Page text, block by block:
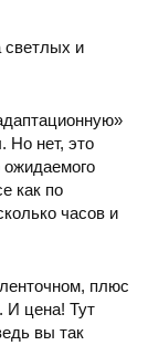
и
Но нет, это
ожидаемого
как по
часов и
плюс
И цена! Тут
вы так